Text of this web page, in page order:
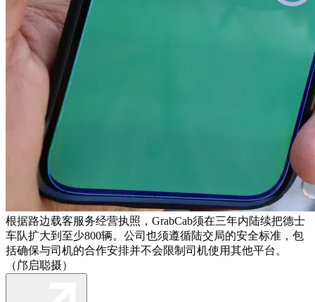
根据路边载客服务经营执照，GrabCab须在三年内陆续把德士
车队扩大到至少800辆。公司也须遵循陆交局的安全标准，包
括确保与司机的合作安排并不会限制司机使用其他平台。
（邝启聪摄）